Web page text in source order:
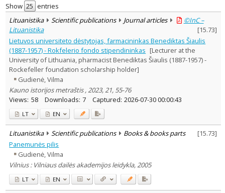
Document Type:
Books & books parts 3
Journal articles 6
Subject area
Archaeology 1
History 9
Arts 2
Sociology 1
Text language
Country of publication
Historical periods
Subject
Journal
Show
entries
Lituanistika
Scientific publications Journal articles
©InC –
Lituanistika
[15.73]
Lietuvos universiteto dėstytojas, farmacininkas Benediktas Šiaulis
(1887-1957) - Rokfelerio fondo stipendininkas [Lecturer at the
University of Lithuania, pharmacist Benediktas Šiaulis (1887-1957) -
Rockefeller foundation scholarship holder]
Gudienė, Vilma
Kauno istorijos metraštis , 2023, 21, 55-76
Views: 58 Downloads: 7 Captured: 2026-07-30 00:00:43
LT EN
Lituanistika Scientific publications Books & books parts [15.73]
Panemunės pilis
Gudienė, Vilma
Vilnius : Vilniaus dailės akademijos leidykla, 2005
LT EN